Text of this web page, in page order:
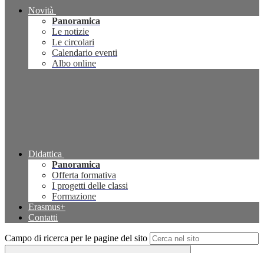
Novità
Panoramica
Le notizie
Le circolari
Calendario eventi
Albo online
Didattica
Panoramica
Offerta formativa
I progetti delle classi
Formazione
Erasmus+
Contatti
Campo di ricerca per le pagine del sito